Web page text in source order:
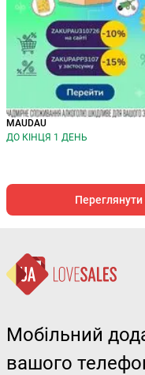
MAUDAU
ДО КІНЦЯ 1 ДЕНЬ
Переглянути
Мобільний
вашого